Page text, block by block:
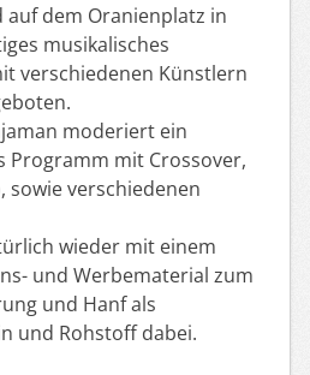
auf dem Oranienplatz in
musikalisches
verschiedenen Künstlern
moderiert ein
Programm mit Crossover,
sowie verschiedenen
wieder mit einem
und Werbematerial zum
und Hanf als
und Rohstoff dabei.